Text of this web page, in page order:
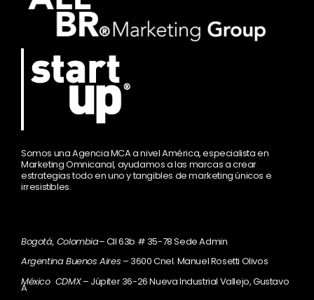
Somos una Agencia MCA a nivel América, especialista en
Marketing Omnicanal, ayudamos a las marcas a crear
estrategias todo en uno y tangibles de marketing únicos e
irresistibles.
Bogotá, Colombia– Cll 63b # 35-78 Sede Admin
Argentina Buenos Aires – 3600 Cnel. Manuel Rosetti Olivos
México CDMX– Júpiter 36-26 Nueva Industrial Vallejo, Gustavo
A